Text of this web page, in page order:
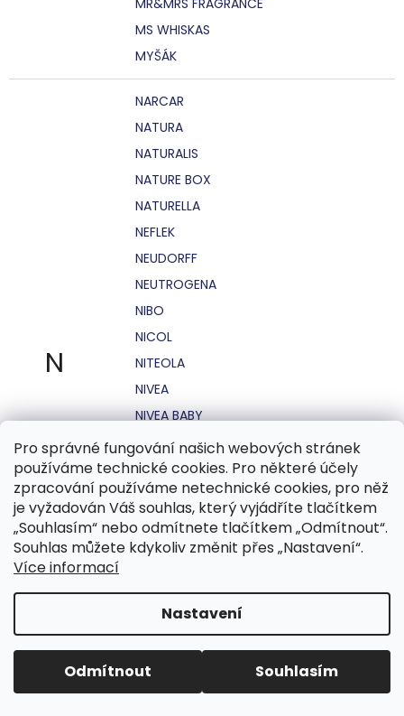
Pro správné fungování našich webových stránek
používáme technické cookies. Pro některé účely
zpracování používáme netechnické cookies, pro něž
je vyžadován Váš souhlas, který vyjádříte tlačítkem
„Souhlasím“ nebo odmítnete tlačítkem „Odmítnout“.
Souhlas můžete kdykoliv změnit přes „Nastavení“.
Více informací
Nastavení
Odmítnout Souhlasím
MR&MRS FRAGRANCE
MS WHISKAS
MYŠÁK
N
NARCAR
NATURA
NATURALIS
NATURE BOX
NATURELLA
NEFLEK
NEUDORFF
NEUTROGENA
NIBO
NICOL
NITEOLA
NIVEA
NIVEA BABY
NIVEA MEN
NIVEA SUN
NO STRESS
NOHEL GARDEN
NORDICS
NUK
O.B.
OASIS